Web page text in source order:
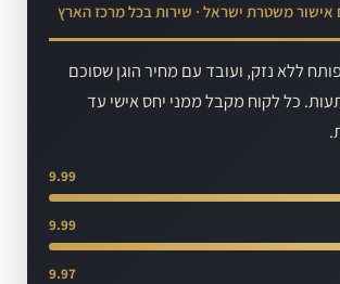
אישור משטרת ישראל · שירות בכל מרכז הארץ
ללא נזק, ועובד עם מחיר הוגן שסוכם
כל לקוח מקבל ממני יחס אישי עד
9.99
9.99
9.97